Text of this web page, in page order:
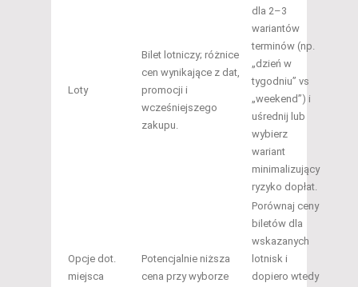
Loty
Bilet lotniczy; różnice
cen wynikające z dat,
promocji i
wcześniejszego
zakupu.
dla 2–3
wariantów
terminów (np.
„dzień w
tygodniu” vs
„weekend”) i
uśrednij lub
wybierz
wariant
minimalizujący
ryzyko dopłat.
Opcje dot.
miejsca
Potencjalnie niższa
cena przy wyborze
Porównaj ceny
biletów dla
wskazanych
lotnisk i
dopiero wtedy